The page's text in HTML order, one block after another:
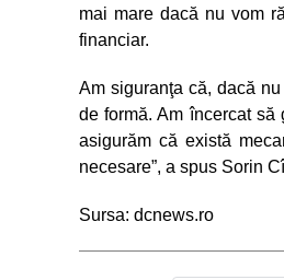
mai mare dacă nu vom
financiar.
Am siguranţa că, dacă
de formă. Am încercat
asigurăm că există
necesare”, a spus Sorin
Sursa: dcnews.ro